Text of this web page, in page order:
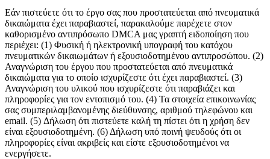
Εάν πιστεύετε ότι το έργο σας που προστατεύεται από πνευματικά
δικαιώματα έχει παραβιαστεί, παρακαλούμε παρέχετε στον
καθορισμένο αντιπρόσωπο DMCA μας γραπτή ειδοποίηση που
περιέχει: (1) Φυσική ή ηλεκτρονική υπογραφή του κατόχου
πνευματικών δικαιωμάτων ή εξουσιοδοτημένου αντιπροσώπου. (2)
Αναγνώριση του έργου που προστατεύεται από πνευματικά
δικαιώματα για το οποίο ισχυρίζεστε ότι έχει παραβιαστεί. (3)
Αναγνώριση του υλικού που ισχυρίζεστε ότι παραβιάζει και
πληροφορίες για τον εντοπισμό του. (4) Τα στοιχεία επικοινωνίας
σας συμπεριλαμβανομένης διεύθυνσης, αριθμού τηλεφώνου και
email. (5) Δήλωση ότι πιστεύετε καλή τη πίστει ότι η χρήση δεν
είναι εξουσιοδοτημένη. (6) Δήλωση υπό ποινή ψευδούς ότι οι
πληροφορίες είναι ακριβείς και είστε εξουσιοδοτημένοι να
ενεργήσετε.